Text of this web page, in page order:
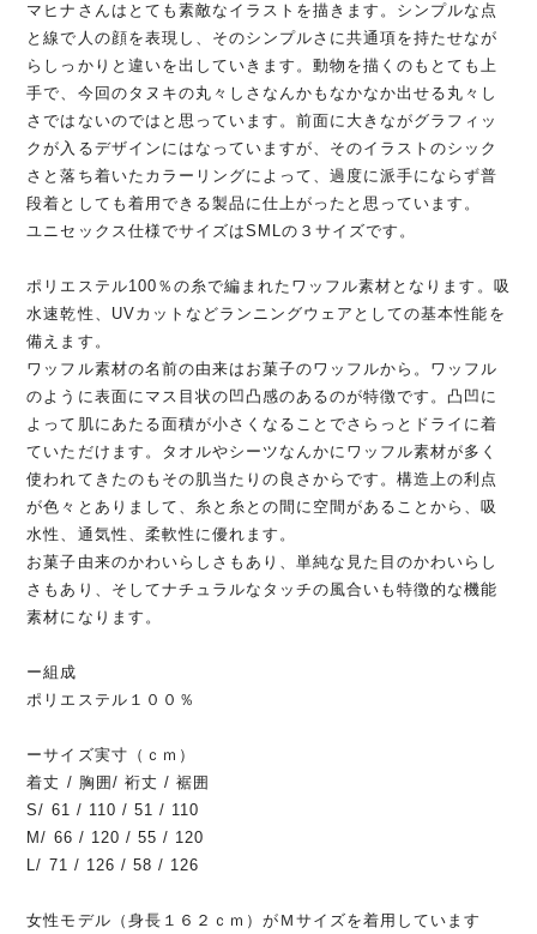
マヒナさんはとても素敵なイラストを描きます。シンプルな点
と線で人の顔を表現し、そのシンプルさに共通項を持たせなが
らしっかりと違いを出していきます。動物を描くのもとても上
手で、今回のタヌキの丸々しさなんかもなかなか出せる丸々し
さではないのではと思っています。前面に大きながグラフィッ
クが入るデザインにはなっていますが、そのイラストのシック
さと落ち着いたカラーリングによって、過度に派手にならず普
段着としても着用できる製品に仕上がったと思っています。
ユニセックス仕様でサイズはSMLの３サイズです。
ポリエステル100％の糸で編まれたワッフル素材となります。吸
水速乾性、UVカットなどランニングウェアとしての基本性能を
備えます。
ワッフル素材の名前の由来はお菓子のワッフルから。ワッフル
のように表面にマス目状の凹凸感のあるのが特徴です。凸凹に
よって肌にあたる面積が小さくなることでさらっとドライに着
ていただけます。タオルやシーツなんかにワッフル素材が多く
使われてきたのもその肌当たりの良さからです。構造上の利点
が色々とありまして、糸と糸との間に空間があることから、吸
水性、通気性、柔軟性に優れます。
お菓子由来のかわいらしさもあり、単純な見た目のかわいらし
さもあり、そしてナチュラルなタッチの風合いも特徴的な機能
素材になります。
ー組成
ポリエステル１００％
ーサイズ実寸（ｃｍ）
着丈 / 胸囲/ 裄丈 / 裾囲
S/ 61 / 110 / 51 / 110
M/ 66 / 120 / 55 / 120
L/ 71 / 126 / 58 / 126
女性モデル（身長１６２ｃｍ）がＭサイズを着用しています